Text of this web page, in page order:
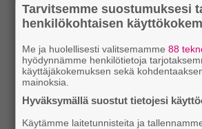
Tarvitsemme suostumuksesi
henkilökohtaisen
Me ja huolellisesti valitsemamme88
hyödynnämme henkilötietoja
käyttäjäkokemuksen sekä
mainoksia.
Hyväksymällä suostut tietojesi
Käytämme laitetunnisteita ja